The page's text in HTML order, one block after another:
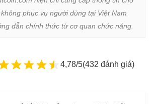
phục vụ người dùng tại Việt Nam
dẫn chính thức từ cơ quan chức năng.
4,78/5(432 đánh giá)